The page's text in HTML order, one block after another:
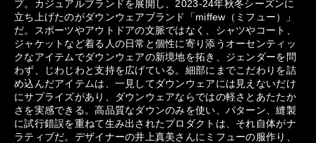
プ。カジュアルブランドを展開し、2023-24年秋冬シーズンに
立ち上げたのがダウンウェアブランド「miffew（ミフュー）」
だ。スポーツやアウトドアの文脈ではなく、シャツやコート、
ジャケットなど着る人の日常と個性に寄り添うオーセンティッ
クなアイテムでダウンウェアの新境地を拓き、ジェンダーを問
わず、じわじわと支持を広げている。細部にまでこだわりを詰
め込んだアイテムは、一見してダウンウェアには見えないだけ
にサプライズがあり、ダウンウェアならではの軽さとあたたか
さを実感できる。高品質なダウンのみを使い、パターン、縫製
に試行錯誤を重ねて生み出されたプロダクトは、それ自体がナ
ラティブだ。デザイナーの井上真美さんにミフューの服作り、